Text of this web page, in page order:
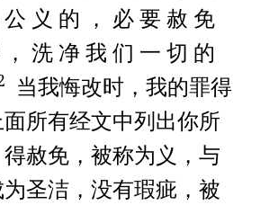
义 的 ， 必 要 赦 免
洗 净 我 们 一 切 的
当我悔改时，我的罪得
所有经文中列出你所
赦免，被称为义，与
圣洁，没有瑕疵，被